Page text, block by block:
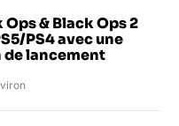
& Black Ops 2
PS4 avec une
lancement